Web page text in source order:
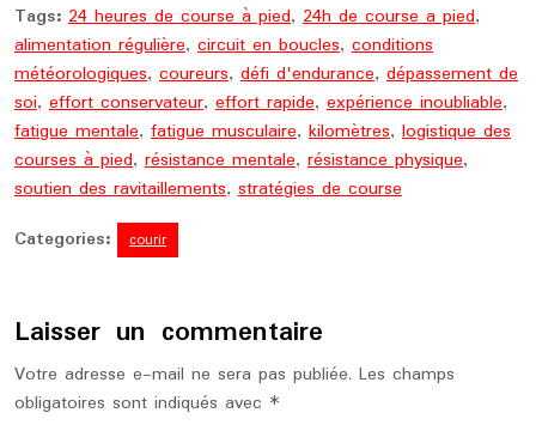
Tags: 24 heures de course à pied, 24h de course a pied,
alimentation régulière, circuit en boucles, conditions
météorologiques, coureurs, défi d'endurance, dépassement de
soi, effort conservateur, effort rapide, expérience inoubliable,
fatigue mentale, fatigue musculaire, kilomètres, logistique des
courses à pied, résistance mentale, résistance physique,
soutien des ravitaillements, stratégies de course
Categories:
courir
Laisser un commentaire
Votre adresse e-mail ne sera pas publiée. Les champs
obligatoires sont indiqués avec *